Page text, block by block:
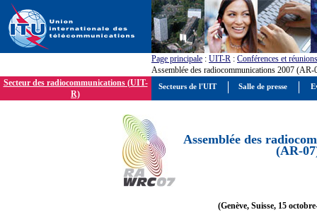
Page principale : UIT-R : Conférences et réunions
Assemblée des radiocommunications 2007 (AR-
Secteur des radiocommunications (UIT-
R)
Assemblée des
(AR-
(Genève, Suisse, 15
Secteurs de l'UIT Salle de presse